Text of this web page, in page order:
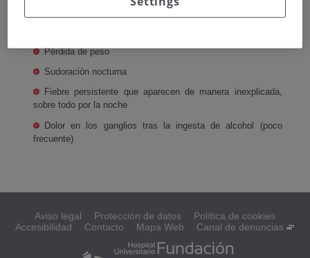
Pérdida de peso
Sudoración nocturna
Fiebre persistente que aparecen de manera inexplicada,
sobre todo por la noche
Dolor en los ganglios tras la ingesta de alcohol (poco
frecuente)
Aviso legal Protección de datos
Política de cookies
Accesibilidad
Contacto Mapa Web Canal de denuncias